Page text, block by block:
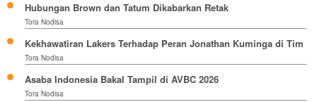
Hubungan Brown dan Tatum Dikabarkan Retak
Tora Nodisa
Kekhawatiran Lakers Terhadap Peran Jonathan Kuminga di Tim
Tora Nodisa
Asaba Indonesia Bakal Tampil di AVBC 2026
Tora Nodisa